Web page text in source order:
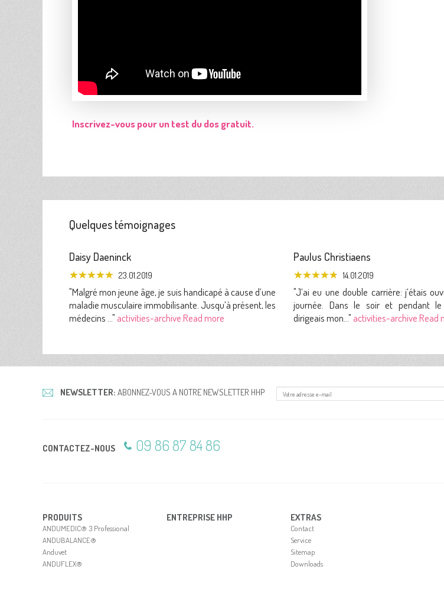
Inscrivez-vous pour un test du dos gratuit.
Quelques témoignages
Daisy Daeninck
23.01.2019
"Malgré mon jeune âge, je suis handicapé à cause d’une
maladie musculaire immobilisante. Jusqu’à présent, les
médecins ..." activities-archive.Read more
Paulus Christiaens
14.01.2019
"J’ai eu une double carrière: j’étais
journée. Dans le soir et pendant
dirigeais mon..." activities-archive.Read
NEWSLETTER: ABONNEZ-VOUS A NOTRE NEWSLETTER HHP
CONTACTEZ-NOUS 09 86 87 84 86
PRODUITS
ANDUMEDIC® 3 Professional
ANDUBALANCE®
Anduvet
ANDUFLEX®
ENTREPRISE HHP EXTRAS
Contact
Service
Sitemap
Downloads